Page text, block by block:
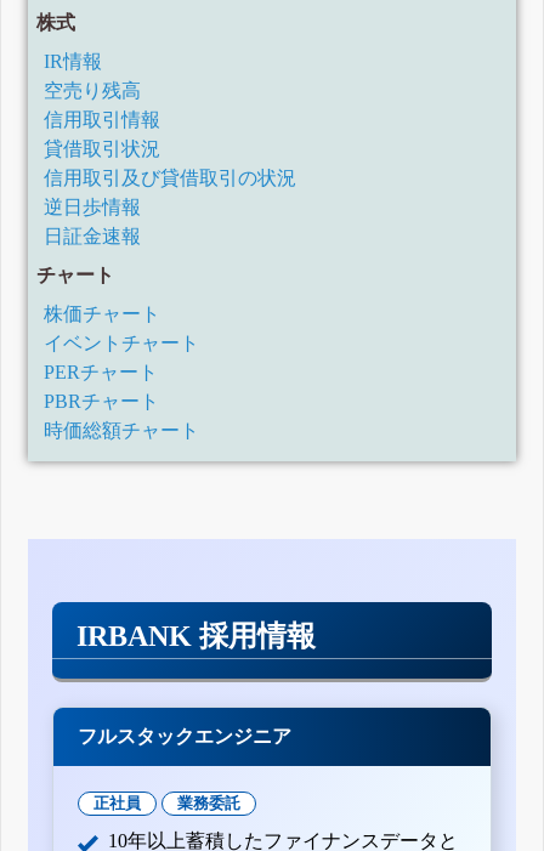
有価証券報告書-第30期(平成31年1月1日-令和1年12月31日)
四半期報告書-第30期第3四半期(令和1年7月1日-令和1年9月
30日)
四半期報告書-第30期第2四半期(平成31年4月1日-令和1年6月
30日)
四半期報告書-第30期第1四半期(平成31年1月1日-平成31年3
月31日)
有価証券報告書-第29期(平成30年1月1日-平成30年12月31日)
四半期報告書-第29期第3四半期(平成30年7月1日-平成30年9
月30日)
月30日)
月31日)
有価証券報告書-第28期(平成29年1月1日-平成29年12月31日)
四半期報告書-第28期第3四半期(平成29年7月1日-平成29年9
月30日)
四半期報告書-第28期第2四半期(平成29年4月1日-平成29年6
月30日)
月31日)
月30日)
四半期報告書-第28期第1四半期(平成28年1月1日-平成28年3
有価証券報告書-第26期(平成27年1月1日-平成27年12月31日)
四半期報告書-第26期第3四半期(平成27年7月1日-平成27年9
四半期報告書-第26期第2四半期(平成27年4月1日-平成27年6
月30日)
訂正有価証券報告書-第25期(平成26年1月1日-平成26年12月
31日)
有価証券報告書-第25期(平成26年1月1日-平成26年12月31日)
株式
IR情報
空売り残高
信用取引情報
貸借取引状況
信用取引及び貸借取引の状況
逆日歩情報
日証金速報
チャート
株価チャート
イベントチャート
PERチャート
PBRチャート
時価総額チャート
IRBANK 採用情報
フルスタックエンジニア
正社員 業務委託
10年以上蓄積したファイナンスデータと